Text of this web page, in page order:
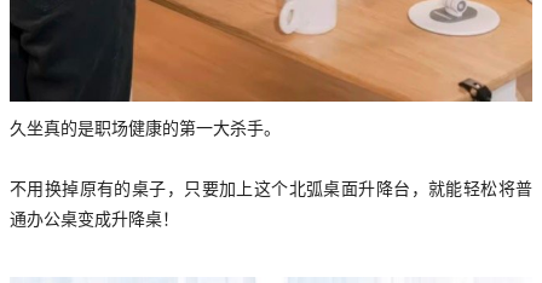
久坐真的是职场健康的第一大杀手。
不用换掉原有的桌子，只要加上这个北弧桌面升降台，就能轻松将普
通办公桌变成升降桌！